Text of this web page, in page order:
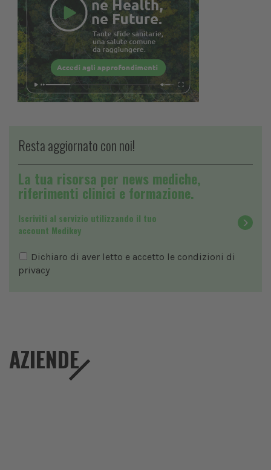
Resta aggiornato con noi!
La tua risorsa per news mediche,
riferimenti clinici e formazione.
Iscriviti al servizio utilizzando il tuo
account Medikey
Dichiaro di aver letto e accetto le condizioni di
privacy
AZIENDE